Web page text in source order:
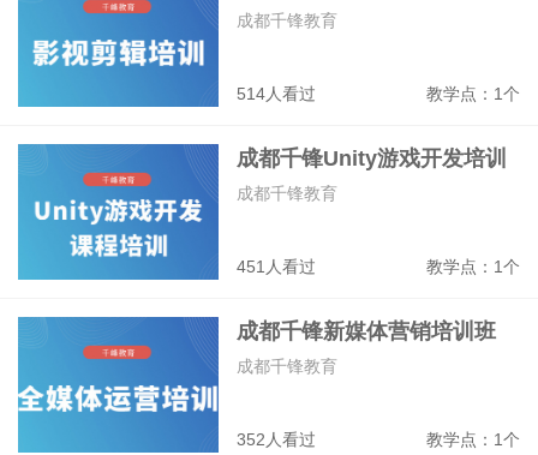
514人看过 教学点：1个
成都千锋教育
成都千锋Unity游戏开发培训
班
451人看过 教学点：1个
成都千锋教育
成都千锋新媒体营销培训班
352人看过 教学点：1个
成都千锋教育